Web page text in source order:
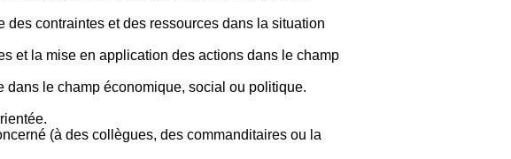
contraintes et des ressources dans la situation
et la mise en application des actions dans le champ
le champ économique, social ou politique.
(à des collègues, des commanditaires ou la